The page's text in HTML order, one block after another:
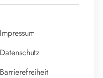
Impressum
Datenschutz
Barrierefreiheit